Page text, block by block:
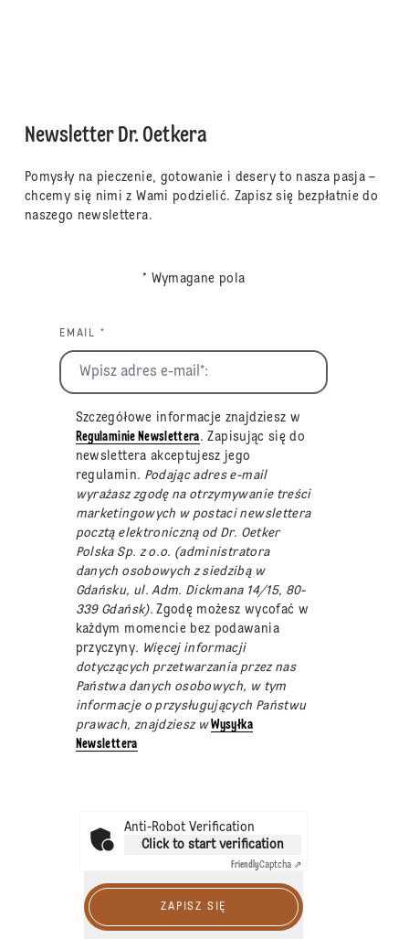
Newsletter Dr. Oetkera
Pomysły na pieczenie, gotowanie i desery to nasza pasja –
chcemy się nimi z Wami podzielić. Zapisz się bezpłatnie do
naszego newslettera.
* Wymagane pola
EMAIL *
Szczegółowe informacje znajdziesz w
Regulaminie Newslettera. Zapisując się do
newslettera akceptujesz jego
regulamin. Podając adres e-mail
wyrażasz zgodę na otrzymywanie treści
marketingowych w postaci newslettera
pocztą elektroniczną od Dr. Oetker
Polska Sp. z o.o. (administratora
danych osobowych z siedzibą w
Gdańsku, ul. Adm. Dickmana 14/15, 80-
339 Gdańsk).Zgodę możesz wycofać w
każdym momencie bez podawania
przyczyny. Więcej informacji
dotyczących przetwarzania przez nas
Państwa danych osobowych, w tym
informacje o przysługujących Państwu
prawach, znajdziesz wWysyłka
Newslettera
Anti-Robot Verification
Click to start verification
FriendlyCaptcha ⇗
ZAPISZ SIĘ